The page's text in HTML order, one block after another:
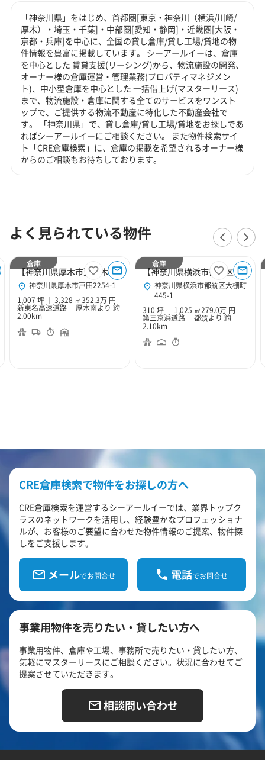
「神奈川県」をはじめ、首都圏[東京・神奈川（横浜/川崎/
厚木）・埼玉・千葉]・中部圏[愛知・静岡]・近畿圏[大阪・
京都・兵庫]を中心に、全国の貸し倉庫/貸し工場/貸地の物
件情報を豊富に掲載しています。 シーアールイーは、倉庫
を中心とした 賃貸支援(リーシング)から、物流施設の開発、
オーナー様の倉庫運営・管理業務(プロパティマネジメン
ト)、中小型倉庫を中心とした 一括借上げ(マスターリース)
まで、物流施設・倉庫に関する全てのサービスをワンスト
ップで、ご提供する物流不動産に特化した不動産会社で
す。 「神奈川県」で、貸し倉庫/貸し工場/貸地をお探しであ
ればシーアールイーにご相談ください。 また物件検索サイ
ト「CRE倉庫検索」に、倉庫の掲載を希望されるオーナー様
からのご相談もお待ちしております。
よく見られている物件
【神奈川県厚木市】厚木１０２
神奈川県厚木市戸田2254-1
1,007 坪
3,328 ㎡352.3万 円
新東名高速道路 厚木南より 約
2.00km
倉庫
【神奈川県横浜市都筑区】横浜中央２
神奈川県横浜市都筑区大棚町
445-1
310 坪
1,025 ㎡279.0万 円
第三京浜道路 都筑より 約
2.10km
倉庫
CRE倉庫検索で物件をお探しの方へ
CRE倉庫検索を運営するシーアールイーでは、業界トップク
ラスのネットワークを活用し、経験豊かなプロフェッショナ
ルが、お客様のご要望に合わせた物件情報のご提案、物件探
しをご支援します。
メールでお問合せ 電話でお問合せ
事業用物件を売りたい・貸したい方へ
事業用物件、倉庫や工場、事務所で売りたい・貸したい方、
気軽にマスターリースにご相談ください。状況に合わせてご
提案させていただきます。
相談問い合わせ